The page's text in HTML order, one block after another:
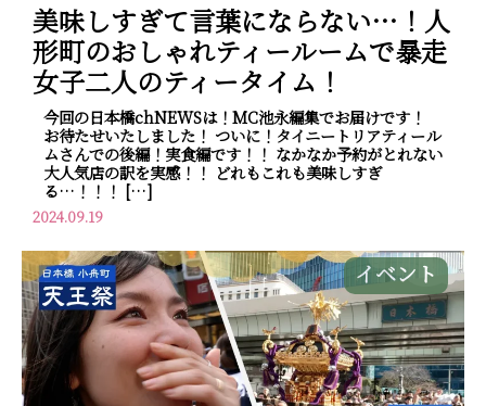
美味しすぎて言葉にならない…！人
形町のおしゃれティールームで暴走
女子二人のティータイム！
今回の日本橋chNEWSは！MC池永編集でお届けです！
お待たせいたしました！ ついに！タイニートリアティール
ムさんでの後編！実食編です！！ なかなか予約がとれない
大人気店の訳を実感！！ どれもこれも美味しすぎ
る…！！！ […]
2024.09.19
イベント